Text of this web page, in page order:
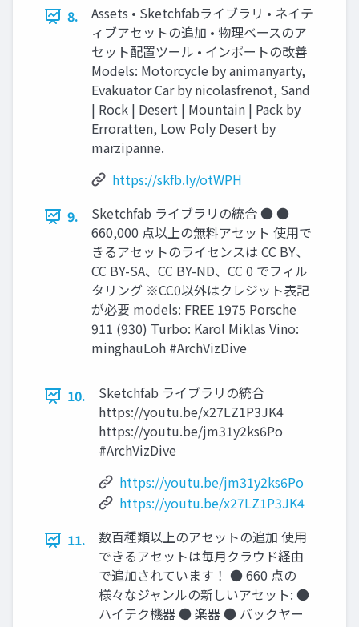
8.
Assets • Sketchfabライブラリ • ネイテ
ィブアセットの追加 • 物理ベースのア
セット配置ツール • インポートの改善
Models: Motorcycle by animanyarty,
Evakuator Car by nicolasfrenot, Sand
| Rock | Desert | Mountain | Pack by
Erroratten, Low Poly Desert by
marzipanne.
https://skfb.ly/otWPH
9.
Sketchfab ライブラリの統合 ● ●
660,000 点以上の無料アセット 使用で
きるアセットのライセンスは CC BY、
CC BY-SA、CC BY-ND、CC 0 でフィル
タリング ※CC0以外はクレジット表記
が必要 models: FREE 1975 Porsche
911 (930) Turbo: Karol Miklas Vino:
minghauLoh #ArchVizDive
10.
Sketchfab ライブラリの統合
https://youtu.be/x27LZ1P3JK4
https://youtu.be/jm31y2ks6Po
#ArchVizDive
https://youtu.be/jm31y2ks6Po
https://youtu.be/x27LZ1P3JK4
11.
数百種類以上のアセットの追加 使用
できるアセットは毎月クラウド経由
で追加されています！ ● 660 点の
様々なジャンルの新しいアセット: ●
ハイテク機器 ● 楽器 ● バックヤー